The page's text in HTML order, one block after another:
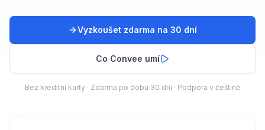
Vyzkoušet zdarma na 30 dní
Co Convee umí
Bez kreditní karty · Zdarma po dobu 30 dní · Podpora v češtině